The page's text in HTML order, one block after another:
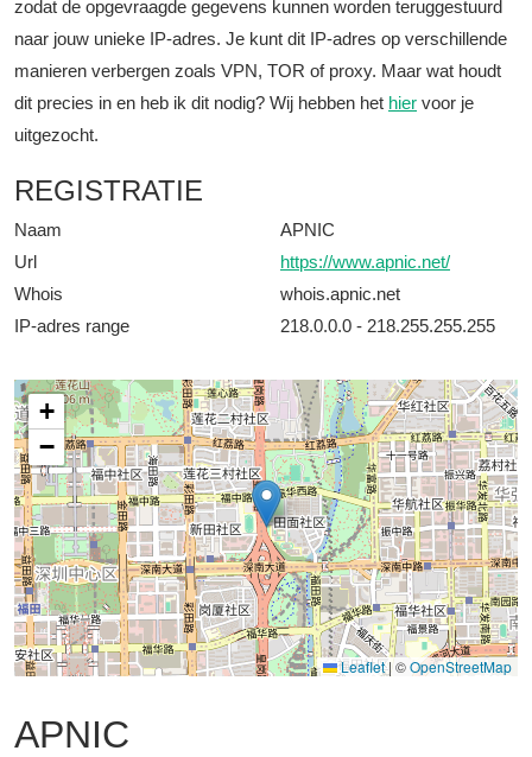
zodat de opgevraagde gegevens kunnen worden teruggestuurd
naar jouw unieke IP-adres. Je kunt dit IP-adres op verschillende
manieren verbergen zoals VPN, TOR of proxy. Maar wat houdt
dit precies in en heb ik dit nodig? Wij hebben het hier voor je
uitgezocht.
REGISTRATIE
Naam
APNIC
Url
https://www.apnic.net/
Whois
whois.apnic.net
IP-adres range
218.0.0.0 - 218.255.255.255
+
−
Leaflet |©OpenStreetMap
APNIC